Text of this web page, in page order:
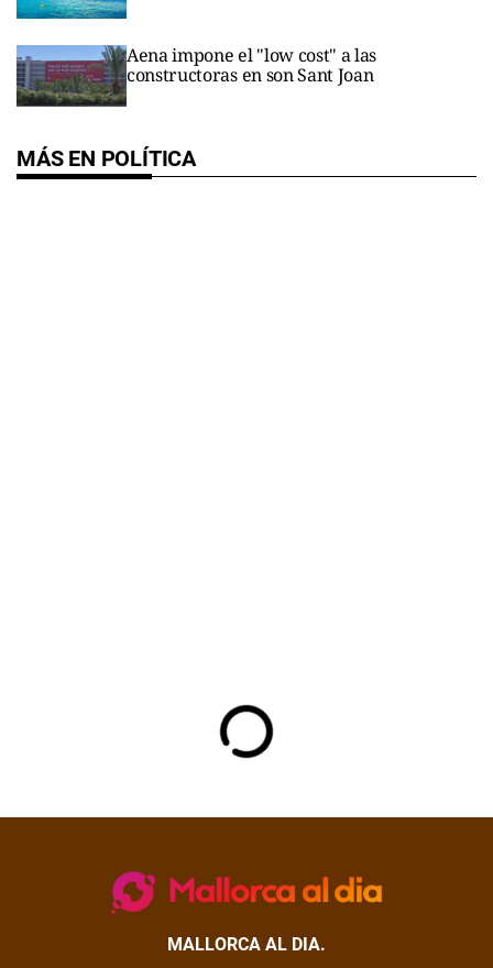
Aena impone el "low cost" a las
constructoras en son Sant Joan
MÁS EN POLÍTICA
MALLORCA AL DIA.